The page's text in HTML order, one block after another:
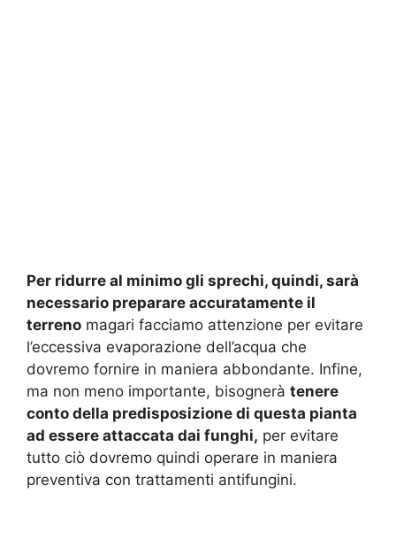
Per ridurre al minimo gli sprechi, quindi, sarà
necessario preparare accuratamente il
terreno magari facciamo attenzione per evitare
l’eccessiva evaporazione dell’acqua che
dovremo fornire in maniera abbondante. Infine,
ma non meno importante, bisognerà tenere
conto della predisposizione di questa pianta
ad essere attaccata dai funghi, per evitare
tutto ciò dovremo quindi operare in maniera
preventiva con trattamenti antifungini.